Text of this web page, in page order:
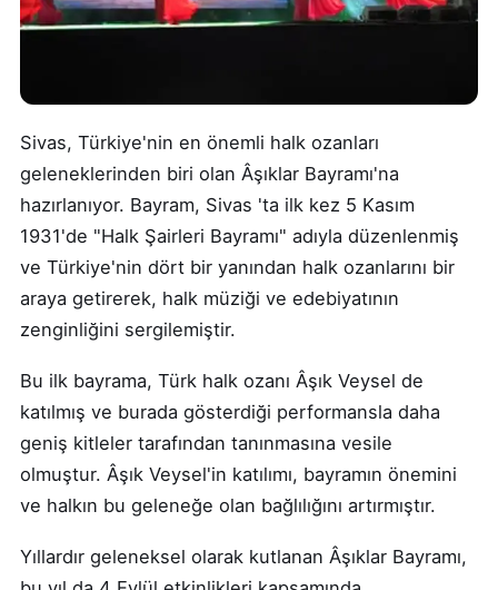
Sivas, Türkiye'nin en önemli halk ozanları
geleneklerinden biri olan Âşıklar Bayramı'na
hazırlanıyor. Bayram, Sivas 'ta ilk kez 5 Kasım
1931'de "Halk Şairleri Bayramı" adıyla düzenlenmiş
ve Türkiye'nin dört bir yanından halk ozanlarını bir
araya getirerek, halk müziği ve edebiyatının
zenginliğini sergilemiştir.
Bu ilk bayrama, Türk halk ozanı Âşık Veysel de
katılmış ve burada gösterdiği performansla daha
geniş kitleler tarafından tanınmasına vesile
olmuştur. Âşık Veysel'in katılımı, bayramın önemini
ve halkın bu geleneğe olan bağlılığını artırmıştır.
Yıllardır geleneksel olarak kutlanan Âşıklar Bayramı,